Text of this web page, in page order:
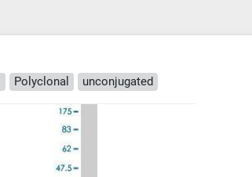
Polyclonal unconjugated